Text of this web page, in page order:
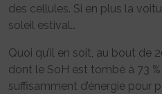
des cellules. Si en plus la
soleil estival…
Quoi qu’il en soit, au bout de
dont le SoH est tombé à 73
suffisamment d’énergie pour